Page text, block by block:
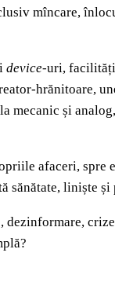
mîncare,
device-uri, facilități
hrănitoare,
și
afaceri, spre
sănătate, liniște